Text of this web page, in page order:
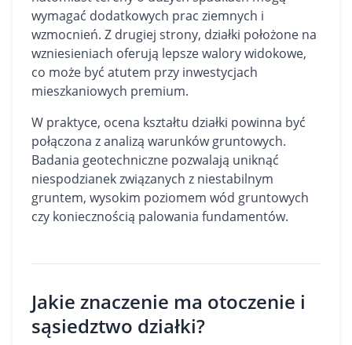
wymagać dodatkowych prac ziemnych i
wzmocnień. Z drugiej strony, działki położone na
wzniesieniach oferują lepsze walory widokowe,
co może być atutem przy inwestycjach
mieszkaniowych premium.
W praktyce, ocena kształtu działki powinna być
połączona z analizą warunków gruntowych.
Badania geotechniczne pozwalają uniknąć
niespodzianek związanych z niestabilnym
gruntem, wysokim poziomem wód gruntowych
czy koniecznością palowania fundamentów.
Jakie znaczenie ma otoczenie i
sąsiedztwo działki?